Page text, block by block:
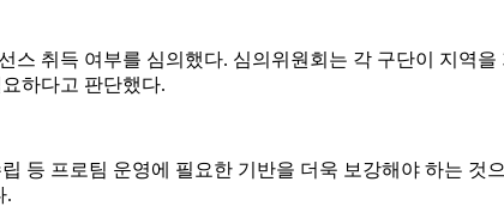
취득 여부를 심의했다. 심의위원회는 각 구단이 지역
하다고 판단했다.
등 프로팀 운영에 필요한 기반을 더욱 보강해야 하는 것
.